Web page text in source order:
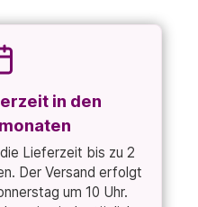
in den
Lieferzeit bis zu 2
Der Versand erfolgt
um 10 Uhr.